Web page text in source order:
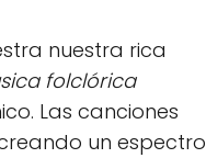
nuestra rica
folclórica
Las canciones
un espectro